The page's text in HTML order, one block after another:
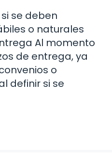
se deben
o naturales
Al momento
de entrega, ya
o
definir si se